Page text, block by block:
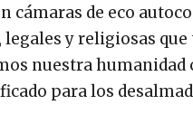
cámaras de eco
y religiosas
nuestra
para los